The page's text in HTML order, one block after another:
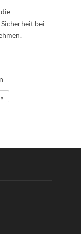
bei
»